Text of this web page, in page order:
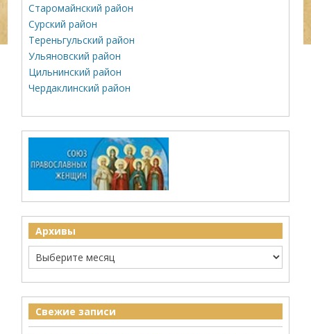
Старомайнский район
Сурский район
Тереньгульский район
Ульяновский район
Цильнинский район
Чердаклинский район
Архивы
Свежие записи